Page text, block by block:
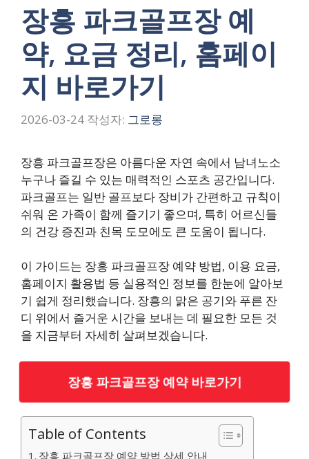
장흥 파크골프장 예
약, 요금 정리, 홈페이
지 바로가기
2026-03-24 작성자: 그로롱
장흥 파크골프장은 아름다운 자연 속에서 남녀노소
누구나 즐길 수 있는 매력적인 스포츠 공간입니다.
파크골프는 일반 골프보다 장비가 간편하고 규칙이
쉬워 온 가족이 함께 즐기기 좋으며, 특히 어르신들
의 건강 증진과 친목 도모에도 큰 도움이 됩니다.
이 가이드는 장흥 파크골프장 예약 방법, 이용 요금,
홈페이지 활용법 등 실용적인 정보를 한눈에 알아보
기 쉽게 정리했습니다. 장흥의 맑은 공기와 푸른 잔
디 위에서 즐거운 시간을 보내는 데 필요한 모든 것
을 지금부터 자세히 살펴보겠습니다.
장흥 파크골프장 예약 바로가기
Table of Contents
장흥 파크골프장 예약 방법 상세 안내